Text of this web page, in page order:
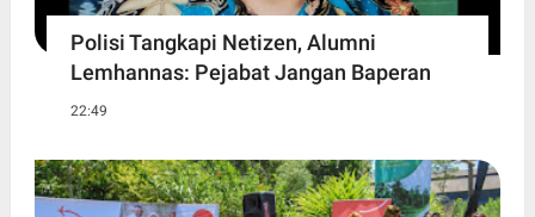
Polisi Tangkapi Netizen, Alumni
Lemhannas: Pejabat Jangan Baperan
22:49